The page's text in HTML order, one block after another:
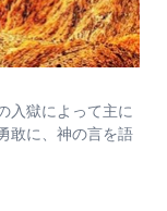
入獄によって主に
敢に、神の言を語